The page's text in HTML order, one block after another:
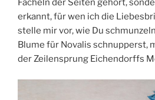
Fächeln der Seiten gehört,
erkannt, für wen ich die
stelle mir vor, wie Du
Blume für Novalis schnupperst,
der Zeilensprung Eichendorffs